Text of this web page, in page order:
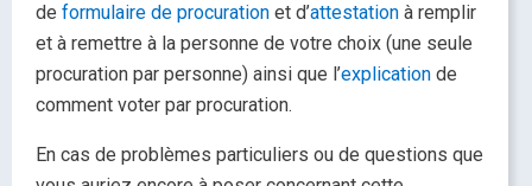
de formulaire de procuration et d’attestation à remplir
et à remettre à la personne de votre choix (une seule
procuration par personne) ainsi que l’explication de
comment voter par procuration.
En cas de problèmes particuliers ou de questions que